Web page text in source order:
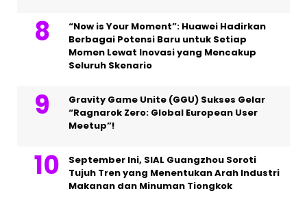
“Now is Your Moment”: Huawei Hadirkan
Berbagai Potensi Baru untuk Setiap
Momen Lewat Inovasi yang Mencakup
Seluruh Skenario
Gravity Game Unite (GGU) Sukses Gelar
“Ragnarok Zero: Global European User
Meetup”!
September Ini, SIAL Guangzhou Soroti
Tujuh Tren yang Menentukan Arah Industri
Makanan dan Minuman Tiongkok